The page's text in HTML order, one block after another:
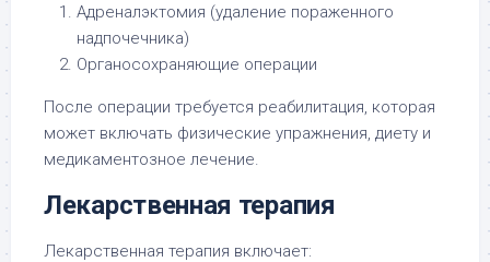
Адреналэктомия (удаление пораженного
надпочечника)
Органосохраняющие операции
После операции требуется реабилитация, которая
может включать физические упражнения, диету и
медикаментозное лечение.
Лекарственная терапия
Лекарственная терапия включает: